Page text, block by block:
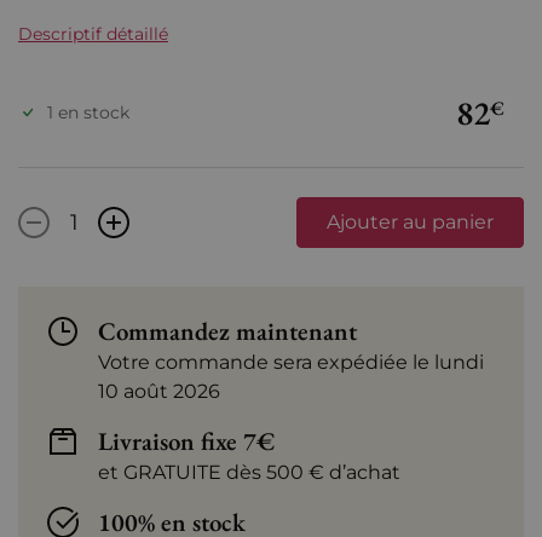
Descriptif détaillé
82€
1 en stock
- + Ajouter au panier
Commandez maintenant
Votre commande sera expédiée le lundi
10 août 2026
Livraison fixe 7€
et GRATUITE dès 500 € d’achat
100% en stock